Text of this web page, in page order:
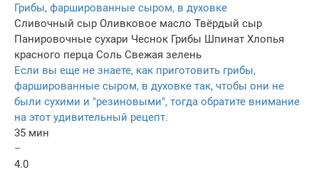
Грибы, фаршированные сыром, в духовке
Сливочный сыр Оливковое масло Твёрдый сыр
Панировочные сухари Чеснок Грибы Шпинат Хлопья
красного перца Соль Свежая зелень
Если вы еще не знаете, как приготовить грибы,
фаршированные сыром, в духовке так, чтобы они не
были сухими и "резиновыми", тогда обратите внимание
на этот удивительный рецепт.
35 мин
–
4.0